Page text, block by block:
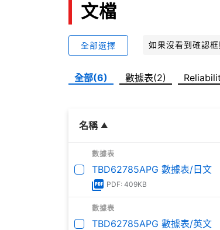
文檔
全部選擇 如果沒看到確認
全部(6) 數據表(2)
名稱
數據表
TBD62785APG 數據表/日文
PDF: 409KB
數據表
TBD62785APG 數據表/英文